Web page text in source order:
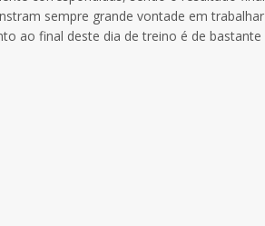
sempre grande vontade em trabalhar
ao final deste dia de treino é de bastante